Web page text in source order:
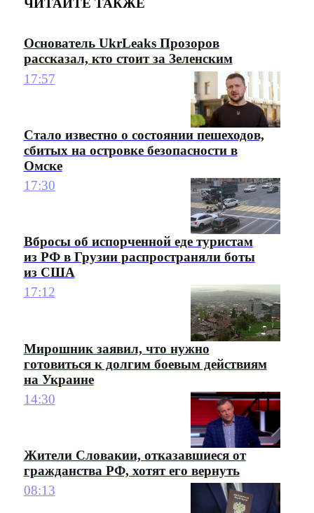
Основатель UkrLeaks Прозоров
рассказал, кто стоит за Зеленским
17:57
Стало известно о состоянии пешеходов,
сбитых на островке безопасности в
Омске
17:30
Вбросы об испорченной еде туристам
из РФ в Грузии распространяли боты
из США
17:12
Мирошник заявил, что нужно
готовиться к долгим боевым действиям
на Украине
14:30
Жители Словакии, отказавшиеся от
гражданства РФ, хотят его вернуть
08:13